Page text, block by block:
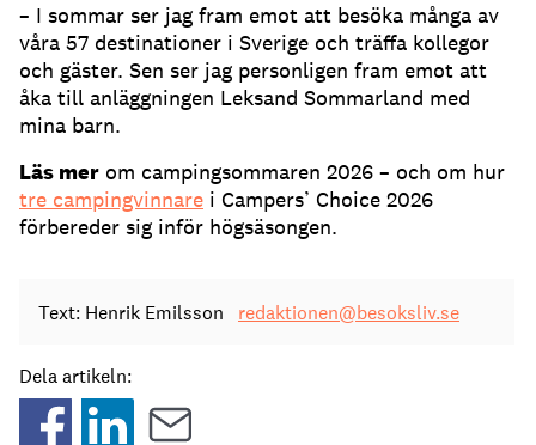
– I sommar ser jag fram emot att besöka många av
våra 57 destinationer i Sverige och träffa kollegor
och gäster. Sen ser jag personligen fram emot att
åka till anläggningen Leksand Sommarland med
mina barn.
Läs mer om campingsommaren 2026 – och om hur
tre campingvinnare i Campers’ Choice 2026
förbereder sig inför högsäsongen.
Text: Henrik Emilsson redaktionen@besoksliv.se
Dela artikeln: